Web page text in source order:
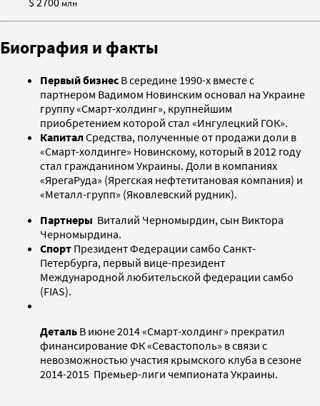
млн
Биография и факты
Первый бизнес В середине 1990-х вместе с
партнером Вадимом Новинским основал на Украине
группу «Смарт-холдинг», крупнейшим
приобретением которой стал «Ингулецкий ГОК».
КапиталСредства, полученные от продажи доли в
«Смарт-холдинге» Новинскому, который в 2012 году
стал гражданином Украины. Доли в компаниях
«ЯрегаРуда» (Ярегская нефтетитановая компания) и
«Металл-групп» (Яковлевский рудник).
Партнеры Виталий Черномырдин, сын Виктора
Черномырдина.
Спорт Президент Федерации самбо Санкт-
Петербурга, первый вице-президент
Международной любительской федерации самбо
(FIAS).
Деталь В июне 2014 «Смарт-холдинг» прекратил
финансирование ФК «Севастополь» в связи с
невозможностью участия крымского клуба в сезоне
2014-2015 Премьер-лиги чемпионата Украины.